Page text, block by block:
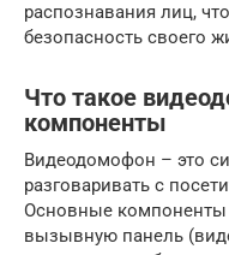
распознавания лиц,
безопасность своего
Что такое
компоненты
Видеодомофон – это
разговаривать с
Основные
вызывную панель